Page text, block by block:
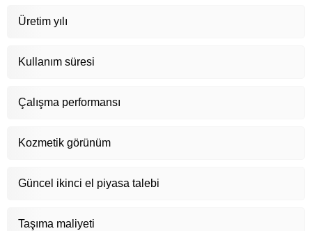
Üretim yılı
Kullanım süresi
Çalışma performansı
Kozmetik görünüm
Güncel ikinci el piyasa talebi
Taşıma maliyeti